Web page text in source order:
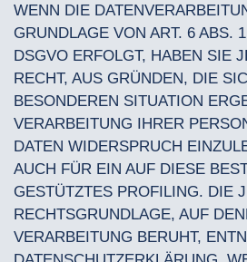
WENN DIE
GRUNDLAGE VON ART. 6 ABS.
DSGVO ERFOLGT, HABEN SIE
RECHT, AUS GRÜNDEN, DIE
BESONDEREN SITUATION
VERARBEITUNG IHRER
DATEN WIDERSPRUCH
AUCH FÜR EIN AUF DIESE
GESTÜTZTES PROFILING. DIE
RECHTSGRUNDLAGE, AUF
VERARBEITUNG BERUHT,